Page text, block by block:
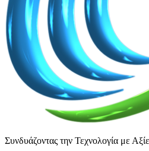
Συνδυάζοντας την Τεχνολογία με